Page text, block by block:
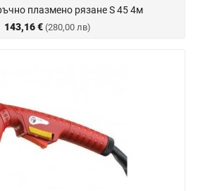
плазмено рязане S 45 4м
143,16 € (280,00 лв)